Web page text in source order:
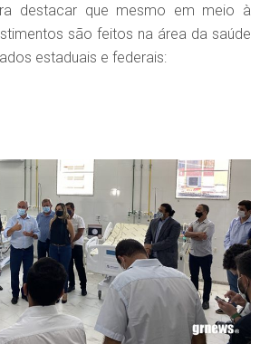
destacar que mesmo em meio à
são feitos na área da saúde
estaduais e federais: